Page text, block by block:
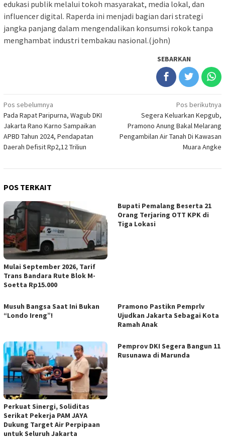
edukasi publik melalui tokoh masyarakat, media lokal, dan
influencer digital. Raperda ini menjadi bagian dari strategi
jangka panjang dalam mengendalikan konsumsi rokok tanpa
menghambat industri tembakau nasional.(john)
SEBARKAN
Navigasi
pos
Pos sebelumnya
Pada Rapat Paripurna, Wagub DKI
Jakarta Rano Karno Sampaikan
APBD Tahun 2024, Pendapatan
Daerah Defisit Rp2,12 Triliun
Pos berikutnya
Segera Keluarkan Kepgub,
Pramono Anung Bakal Melarang
Pengambilan Air Tanah Di Kawasan
Muara Angke
POS TERKAIT
Mulai September 2026, Tarif
Trans Bandara Rute Blok M-
Soetta Rp15.000
Bupati Pemalang Beserta 21
Orang Terjaring OTT KPK di
Tiga Lokasi
Musuh Bangsa Saat Ini Bukan
“Londo Ireng”!
Pramono Pastikn Pemprlv
Ujudkan Jakarta Sebagai Kota
Ramah Anak
Perkuat Sinergi, Soliditas
Serikat Pekerja PAM JAYA
Dukung Target Air Perpipaan
untuk Seluruh Jakarta
Pemprov DKI Segera Bangun 11
Rusunawa di Marunda